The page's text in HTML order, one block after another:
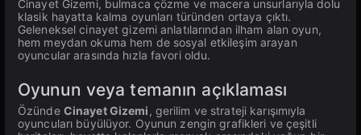
Cinayet Gizemi, bulmaca çözme ve macera unsurlarıyla dolu
klasik hayatta kalma oyunları türünden ortaya çıktı.
Geleneksel cinayet gizemi anlatılarından ilham alan oyun,
hem meydan okuma hem de sosyal etkileşim arayan
oyuncular arasında hızla favori oldu.
Oyunun veya temanın açıklaması
Özünde Cinayet Gizemi, gerilim ve strateji karışımıyla
oyuncuları büyülüyor. Oyunun zengin grafikleri ve çeşitli